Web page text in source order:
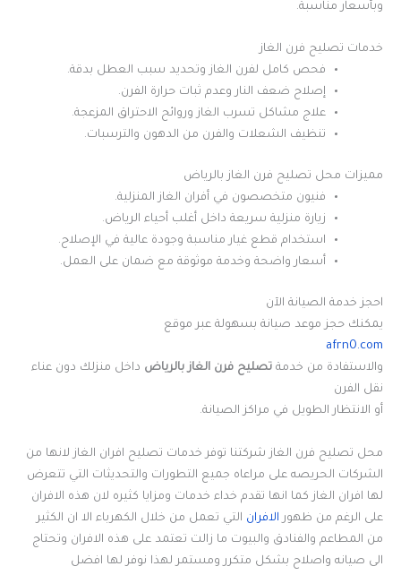
وبأسعار مناسبة.
خدمات تصليح فرن الغاز
فحص كامل لفرن الغاز وتحديد سبب العطل بدقة.
إصلاح ضعف النار وعدم ثبات حرارة الفرن.
علاج مشاكل تسرب الغاز وروائح الاحتراق المزعجة.
تنظيف الشعلات والفرن من الدهون والترسبات.
مميزات محل تصليح فرن الغاز بالرياض
فنيون متخصصون في أفران الغاز المنزلية.
زيارة منزلية سريعة داخل أغلب أحياء الرياض.
استخدام قطع غيار مناسبة وجودة عالية في الإصلاح.
أسعار واضحة وخدمة موثوقة مع ضمان على العمل.
احجز خدمة الصيانة الآن
يمكنك حجز موعد صيانة بسهولة عبر موقع
afrn0.com
والاستفادة من خدمة تصليح فرن الغاز بالرياض داخل منزلك دون عناء
نقل الفرن
أو الانتظار الطويل في مراكز الصيانة.
محل تصليح فرن الغاز شركتنا توفر خدمات تصليح افران الغاز لانها من
الشركات الحريصه على مراعاه جميع التطورات والتحديثات التي تتعرض
لها افران الغاز كما انها تقدم خداء خدمات ومزايا كثيره لان هذه الافران
على الرغم من ظهور الافران التي تعمل من خلال الكهرباء الا ان الكثير
من المطاعم والفنادق والبيوت ما زالت تعتمد على هذه الافران وتحتاج
الى صيانه واصلاح بشكل متكرر ومستمر لهذا نوفر لها افضل